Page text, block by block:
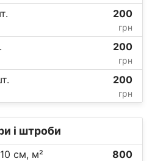
200
грн
200
грн
200
грн
і штроби
см, м² 800